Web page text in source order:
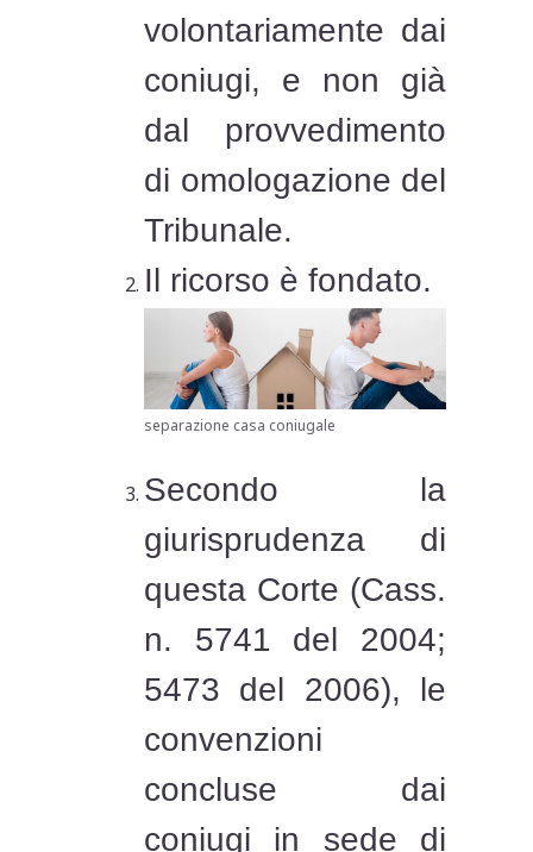
volontariamente dai
coniugi, e non già
dal provvedimento
di omologazione del
Tribunale.
Il ricorso è fondato.
separazione casa coniugale
Secondo la
giurisprudenza di
questa Corte (Cass.
n. 5741 del 2004;
5473 del 2006), le
convenzioni
concluse dai
coniugi in sede di